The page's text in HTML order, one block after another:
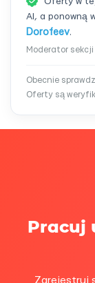
AI, a ponowną
Dorofeev.
Moderator sekcji
Obecnie
Oferty są
Pracuj
Zarejestruj